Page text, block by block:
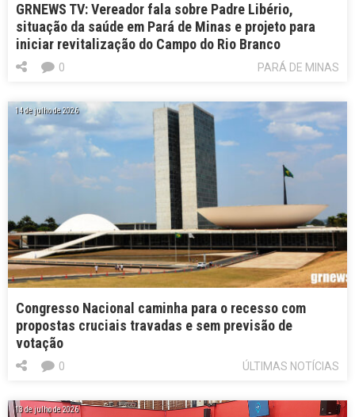
GRNEWS TV: Vereador fala sobre Padre Libério,
situação da saúde em Pará de Minas e projeto para
iniciar revitalização do Campo do Rio Branco
PARÁ DE MINAS
0
14 de julho de 2026
Congresso Nacional caminha para o recesso com
propostas cruciais travadas e sem previsão de
votação
ÚLTIMAS NOTÍCIAS
0
13 de julho de 2026